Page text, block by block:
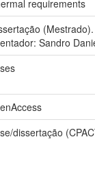
requirements
Sandro
dissertação